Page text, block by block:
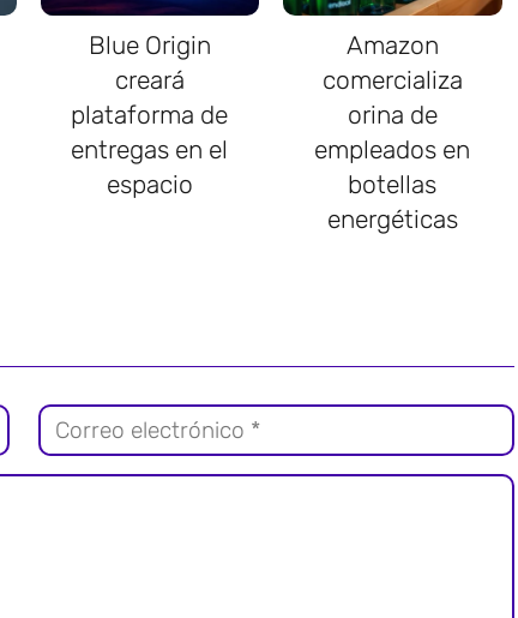
Blue Origin
creará
plataforma de
entregas en el
espacio
Amazon
comercializa
orina de
empleados en
botellas
energéticas